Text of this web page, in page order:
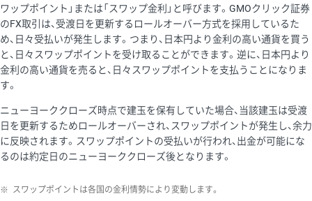
ワップポイント」または「スワップ金利」と呼びます。GMOクリック証券
のFX取引は、受渡日を更新するロールオーバー方式を採用しているた
め、日々受払いが発生します。つまり、日本円より金利の高い通貨を買う
と、日々スワップポイントを受け取ることができます。逆に、日本円より
金利の高い通貨を売ると、日々スワップポイントを支払うことになりま
す。
ニューヨーククローズ時点で建玉を保有していた場合、当該建玉は受渡
日を更新するためロールオーバーされ、スワップポイントが発生し、余力
に反映されます。スワップポイントの受払いが行われ、出金が可能にな
るのは約定日のニューヨーククローズ後となります。
※ スワップポイントは各国の金利情勢により変動します。